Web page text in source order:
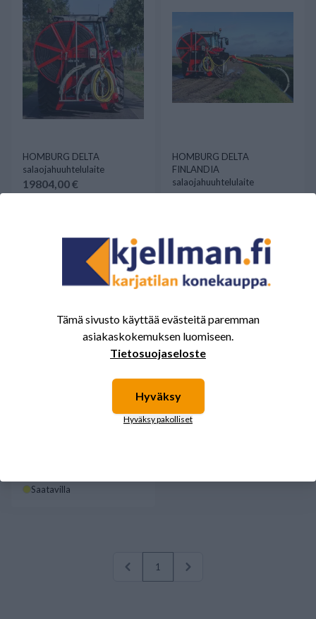
HOMBURG DELTA
salaojahuuhtelulaite
19804,00 €
HOMBURG DELTA
FINLANDIA
salaojahuuhtelulaite
24633,00 €
Saatavilla
1
Tämä sivusto käyttää evästeitä paremman
asiakaskokemuksen luomiseen.
Tietosuojaseloste
Hyväksy
Hyväksy pakolliset